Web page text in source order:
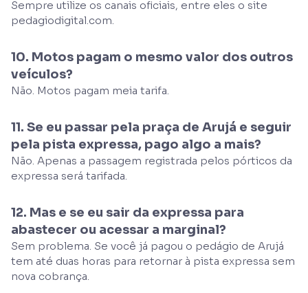
Sempre utilize os canais oficiais, entre eles o site
pedagiodigital.com.
10. Motos pagam o mesmo valor dos outros
veículos?
Não. Motos pagam meia tarifa.
11. Se eu passar pela praça de Arujá e seguir
pela pista expressa, pago algo a mais?
Não. Apenas a passagem registrada pelos pórticos da
expressa será tarifada.
12. Mas e se eu sair da expressa para
abastecer ou acessar a marginal?
Sem problema. Se você já pagou o pedágio de Arujá
tem até duas horas para retornar à pista expressa sem
nova cobrança.